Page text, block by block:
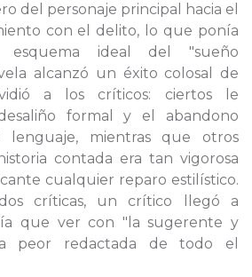
del personaje principal hacia el
con el delito, lo que ponía
ideal del "sueño
alcanzó un éxito colosal de
a los críticos: ciertos le
formal y el abandono
lenguaje, mientras que otros
contada era tan vigorosa
cualquier reparo estilístico.
críticas, un crítico llegó a
que ver con "la sugerente y
peor redactada de todo el